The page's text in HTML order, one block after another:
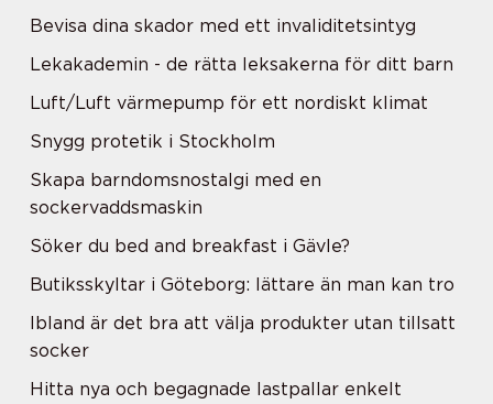
Bevisa dina skador med ett invaliditetsintyg
Lekakademin - de rätta leksakerna för ditt barn
Luft/Luft värmepump för ett nordiskt klimat
Snygg protetik i Stockholm
Skapa barndomsnostalgi med en
sockervaddsmaskin
Söker du bed and breakfast i Gävle?
Butiksskyltar i Göteborg: lättare än man kan tro
Ibland är det bra att välja produkter utan tillsatt
socker
Hitta nya och begagnade lastpallar enkelt